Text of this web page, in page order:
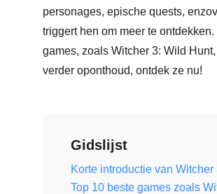
personages, epische quests,
triggert hen om meer te ontdekken.
games, zoals Witcher 3: Wild
verder oponthoud, ontdek ze nu!
Gidslijst
Korte introductie van
Top 10 beste games zoals